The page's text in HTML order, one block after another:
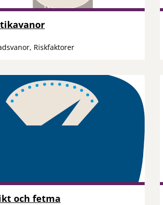
Riskfaktorer
och fetma